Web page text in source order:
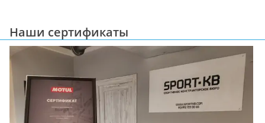
Наши сертификаты